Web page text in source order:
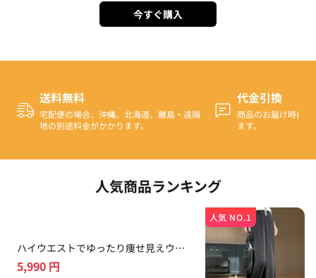
今すぐ購入
送料無料
宅配便の場合、沖縄、北海道、離島・遠隔
地の別途料金がかかります。
代金引換
商品のお届け時に
ます。
人気商品ランキング
人気 NO.1
ハイウエストでゆったり痩せ見えウエ
ストのキメ感パンツ
5,990 円